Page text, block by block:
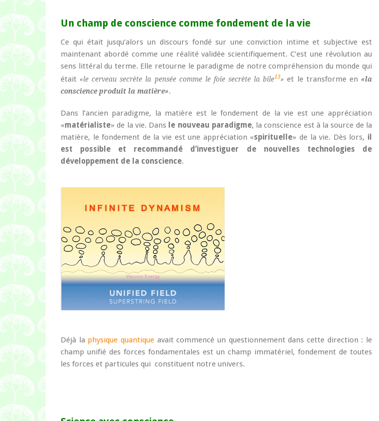
Un champ de conscience comme fondement de la vie
Ce qui était jusqu’alors un discours fondé sur une conviction intime et subjective est
maintenant abordé comme une réalité validée scientifiquement. C’est une révolution au
sens littéral du terme. Elle retourne le paradigme de notre compréhension du monde qui
était «le cerveau secrète la pensée comme le foie secrète la bile13» et le transforme en «la
conscience produit la matière».
Dans l’ancien paradigme, la matière est le fondement de la vie est une appréciation
«matérialiste» de la vie. Dans le nouveau paradigme, la conscience est à la source de la
matière, le fondement de la vie est une appréciation «spirituelle» de la vie. Dès lors, il
est possible et recommandé d’investiguer de nouvelles technologies de
développement de la conscience.
Déjà la physique quantique avait commencé un questionnement dans cette direction : le
champ unifié des forces fondamentales est un champ immatériel, fondement de toutes
les forces et particules qui constituent notre univers.